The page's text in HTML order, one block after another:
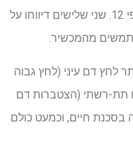
להתאים ניגודיות ובהירות ולהגדיל עד פי 12. שני שלישים דיווחו על
מהמכשיר.
לחץ דם עיני (לחץ גבוה
תת-רשתי (הצטברות דם
חיים, וכמעט כולם